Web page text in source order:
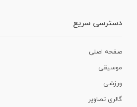
دسترسی سریع
صفحه اصلی
موسیقی
ورزشی
گالری تصاویر